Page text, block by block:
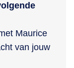
Maurice
van jouw